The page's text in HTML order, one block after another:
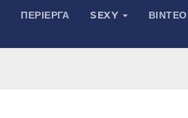
ΠΕΡΊΕΡΓΑ SEXY ΒΙΝΤΕΟ